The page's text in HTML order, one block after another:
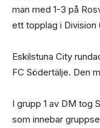
man med 1-3 på
ett topplag i Division
Eskilstuna City
FC Södertälje. Den
I grupp 1 av DM tog
som innebar